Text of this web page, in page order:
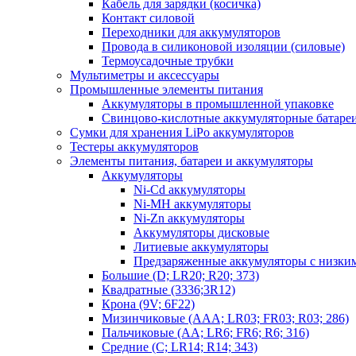
Кабель для зарядки (косичка)
Контакт силовой
Переходники для аккумуляторов
Провода в силиконовой изоляции (силовые)
Термоусадочные трубки
Мультиметры и аксессуары
Промышленные элементы питания
Аккумуляторы в промышленной упаковке
Свинцово-кислотные аккумуляторные
Сумки для хранения LiPo аккумуляторов
Тестеры аккумуляторов
Элементы питания, батареи и аккумуляторы
Аккумуляторы
Ni-Cd аккумуляторы
Ni-MH аккумуляторы
Ni-Zn аккумуляторы
Аккумуляторы дисковые
Литиевые аккумуляторы
Предзаряженные аккумуляторы с
Большие (D; LR20; R20; 373)
Квадратные (3336;3R12)
Крона (9V; 6F22)
Мизинчиковые (AAA; LR03; FR03; R03; 286)
Пальчиковые (AA; LR6; FR6; R6; 316)
Средние (C; LR14; R14; 343)